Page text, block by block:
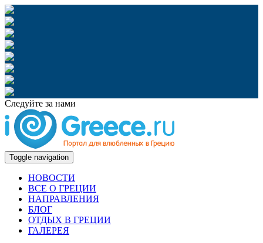
Следуйте за нами
Toggle navigation
НОВОСТИ
ВСЕ О ГРЕЦИИ
НАПРАВЛЕНИЯ
БЛОГ
ОТДЫХ В ГРЕЦИИ
ГАЛЕРЕЯ